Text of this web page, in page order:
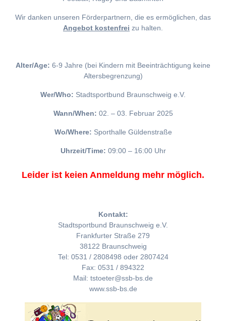
Wir danken unseren Förderpartnern, die es ermöglichen, das
Angebot kostenfrei zu halten.
Alter/Age: 6-9 Jahre (bei Kindern mit Beeinträchtigung keine
Altersbegrenzung)
Wer/Who: Stadtsportbund Braunschweig e.V.
Wann/When: 02. – 03. Februar 2025
Wo/Where: Sporthalle Güldenstraße
Uhrzeit/Time: 09:00 – 16:00 Uhr
Leider ist keien Anmeldung mehr möglich.
Kontakt:
Stadtsportbund Braunschweig e.V.
Frankfurter Straße 279
38122 Braunschweig
Tel: 0531 / 2808498 oder 2807424
Fax: 0531 / 894322
Mail: tstoeter@ssb-bs.de
www.ssb-bs.de